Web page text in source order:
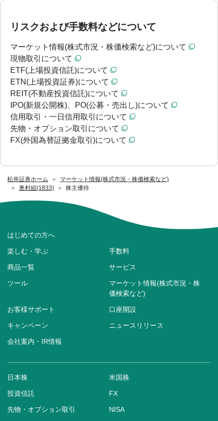
松井証券ホーム
マーケット情報(株式市況・株価検索など)
奥村組(1833)
株主優待
リスクおよび手数料などについて
マーケット情報(株式市況・株価検索など)について
現物取引について
ETF(上場投資信託)について
ETN(上場投資証券)について
REIT(不動産投資信託)について
IPO(新規公開株)、PO(公募・売出し)について
信用取引・一日信用取引について
先物・オプション取引について
FX(外国為替証拠金取引)について
はじめての方へ
楽しむ・学ぶ 手数料
商品一覧 サービス
ツール
マーケット情報(株式市況・株
価検索など)
お客様サポート 口座開設
キャンペーン ニュースリリース
会社案内・IR情報
日本株 米国株
投資信託 FX
先物・オプション取引 NISA